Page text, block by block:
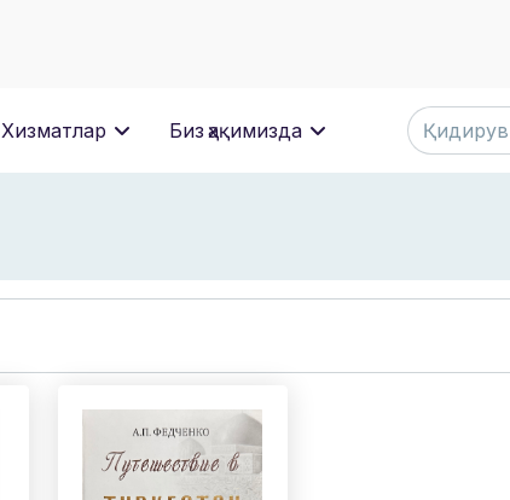
Хизматлар Биз ҳақимизда